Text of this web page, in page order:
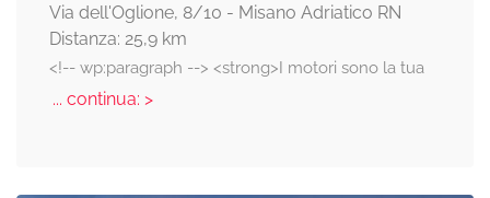
Via dell'Oglione, 8/10 - Misano Adriatico RN
Distanza: 25,9 km
<!-- wp:paragraph --> <strong>I motori sono la tua
... continua: >